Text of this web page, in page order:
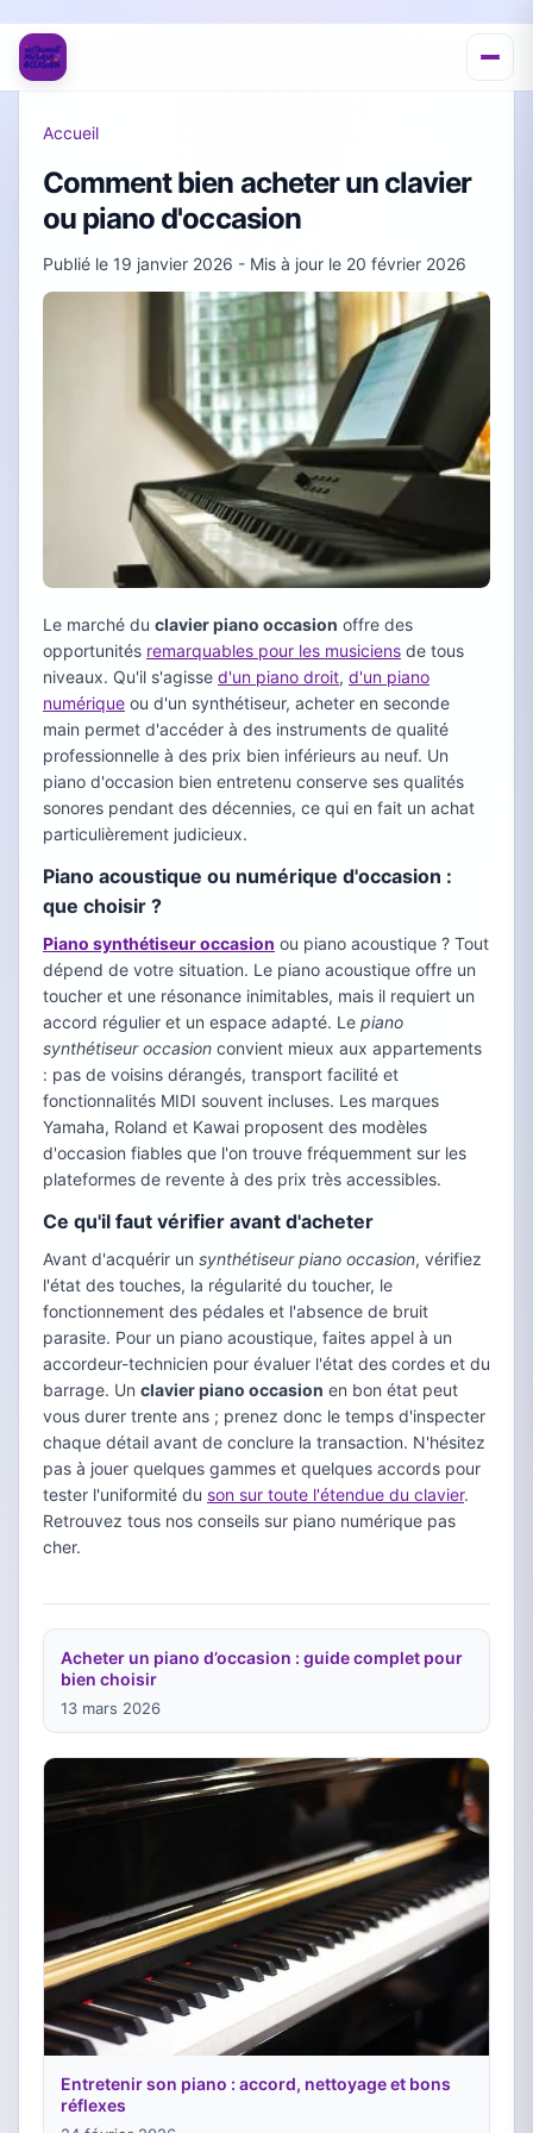
Accueil
Comment bien acheter un clavier
ou piano d'occasion
Publié le 19 janvier 2026 - Mis à jour le 20 février 2026
Le marché du clavier piano occasion offre des
opportunités remarquables pour les musiciens de tous
niveaux. Qu'il s'agisse d'un piano droit, d'un piano
numérique ou d'un synthétiseur, acheter en seconde
main permet d'accéder à des instruments de qualité
professionnelle à des prix bien inférieurs au neuf. Un
piano d'occasion bien entretenu conserve ses qualités
sonores pendant des décennies, ce qui en fait un achat
particulièrement judicieux.
Piano acoustique ou numérique d'occasion :
que choisir ?
Piano synthétiseur occasion ou piano acoustique ? Tout
dépend de votre situation. Le piano acoustique offre un
toucher et une résonance inimitables, mais il requiert un
accord régulier et un espace adapté. Le piano
synthétiseur occasion convient mieux aux appartements
: pas de voisins dérangés, transport facilité et
fonctionnalités MIDI souvent incluses. Les marques
Yamaha, Roland et Kawai proposent des modèles
d'occasion fiables que l'on trouve fréquemment sur les
plateformes de revente à des prix très accessibles.
Ce qu'il faut vérifier avant d'acheter
Avant d'acquérir un synthétiseur piano occasion, vérifiez
l'état des touches, la régularité du toucher, le
fonctionnement des pédales et l'absence de bruit
parasite. Pour un piano acoustique, faites appel à un
accordeur-technicien pour évaluer l'état des cordes et du
barrage. Un clavier piano occasion en bon état peut
vous durer trente ans ; prenez donc le temps d'inspecter
chaque détail avant de conclure la transaction. N'hésitez
pas à jouer quelques gammes et quelques accords pour
tester l'uniformité du son sur toute l'étendue du clavier.
Retrouvez tous nos conseils sur piano numérique pas
cher.
Acheter un piano d’occasion : guide complet pour
bien choisir
13 mars 2026
Entretenir son piano : accord, nettoyage et bons
réflexes